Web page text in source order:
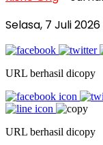
Selasa, 7 Juli 2026
URL berhasil dicopy
URL berhasil dicopy